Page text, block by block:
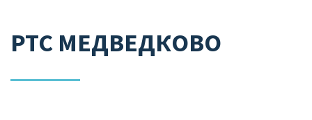
РТС МЕДВЕДКОВО